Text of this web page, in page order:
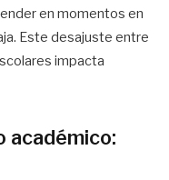
en momentos en
Este desajuste entre
impacta
académico: